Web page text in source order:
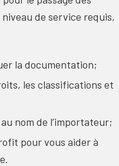
de service requis,
la documentation;
les classifications et
nom de l’importateur;
pour vous aider à